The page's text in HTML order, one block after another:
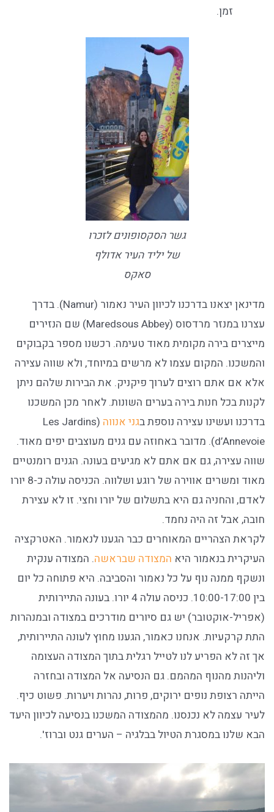
זמן.
גשר הסקסופונים לזכרו
של יליד העיר אדולף
סאקס
מדינאן יצאנו בדרכנו לכיוון העיר נאמור (Namur). בדרך
עצרנו במנזר מרדסוס (Maredsous Abbey) שם הנזירים
מייצרים בירה מקומית מאוד טעימה. רכשנו מספר בקבוקים
והמשכנו. המקום עצמו לא מרשים במיוחד, ולא שווה עצירה
אלא אם אתם רוצים לערוך פיקניק. את הבירות שלהם ניתן
לקנות בכל חנות בירה בערים השונות. לאחר מכן המשכנו
בדרכנו ועשינו עצירה נוספת בגני אנווה (Les Jardins
d’Annevoie). מדובר באחוזה עם גנים מעוצבים יפים מאוד.
שווה עצירה, גם אם אתם לא מגיעים בעונה. הגנים רומנטיים
מאוד ומשרים אווירה של רוגע ושלווה. הכניסה עולה כ-8 יורו
לאדם, והחניה גם היא בתשלום של יורו וחצי. זו לא עצירת
חובה, אבל זה היה נחמד.
לקראת הצהריים המאוחרים כבר הגענו לנאמור. האטרקציה
העיקרית בנאמור היא המצודה שבראשה. המצודה ענקית
ונשקף ממנה נוף על כל נאמור והסביבה. היא פתוחה כל יום
בין 10:00-17:00. כניסה עולה 4 יורו. בעונה התיירותית
(אפריל-אוקטובר) יש גם סיורים מודרכים במצודה ובמנהרות
התת קרקעיות. אנחנו כאמור, הגענו מחוץ לעונה התיירותית,
אך זה לא הפריע לנו לטייל רגלית בתוך המצודה העצומה
וליהנות מהנוף המהמם. גם הנסיעה אל המצודה ובחזרה
הייתה רצופת נופים ירוקים, פרות, נהרות ויערות. פשוט כיף.
לעיר עצמה לא נכנסנו. מהמצודה המשכנו בנסיעה לכיוון היעד
הבא שלנו במסגרת הטיול בבלגיה – הערים גנט וברוז'.